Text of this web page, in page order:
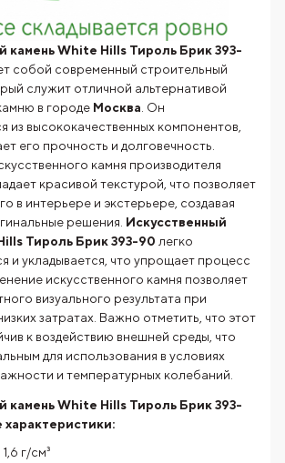
камень White Hills Тироль Брик 393-
собой современный строительный
служит отличной альтернативой
в городе Москва . Он
из высококачественных компонентов,
его прочность и долговечность.
камня производителя
красивой текстурой, что позволяет
в интерьере и экстерьере, создавая
решения. Искусственный
Тироль Брик 393-90 легко
и укладывается, что упрощает процесс
искусственного камня позволяет
визуального результата при
затратах. Важно отметить, что этот
к воздействию внешней среды, что
для использования в условиях
и температурных колебаний.
камень White Hills Тироль Брик 393-
г/см³